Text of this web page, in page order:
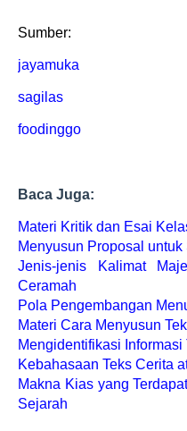
Sumber:
jayamuka
sagilas
foodinggo
Baca Juga:
Materi Kritik dan Esai
Menyusun Proposal
Jenis-jenis Kalimat
Ceramah
Pola Pengembangan
Materi Cara Menyusun
Mengidentifikasi
Kebahasaan Teks Cerita
Makna Kias yang
Sejarah